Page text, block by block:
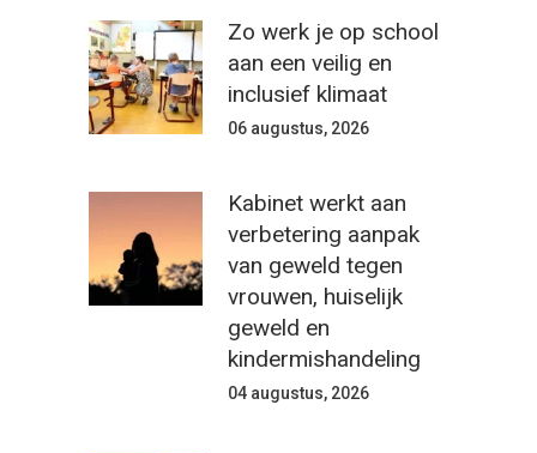
Zo werk je op school
aan een veilig en
inclusief klimaat
06 augustus, 2026
Kabinet werkt aan
verbetering aanpak
van geweld tegen
vrouwen, huiselijk
geweld en
kindermishandeling
04 augustus, 2026